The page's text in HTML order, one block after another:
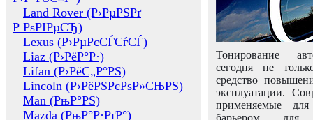
Land Rover (Р›РµРЅРґ
Р РѕРІРµСЂ)
Lexus (Р›РµРєСЃСѓСЃ)
Liaz (Р›РёР°Р·)
Lifan (Р›РёС„Р°РЅ)
Lincoln (Р›РёРЅРєРѕР»СЊРЅ)
Man (РњР°РЅ)
Mazda (РњР°Р·РґР°)
Тонирование
сегодня не
средство
эксплуатации.
применяемые
барьером для